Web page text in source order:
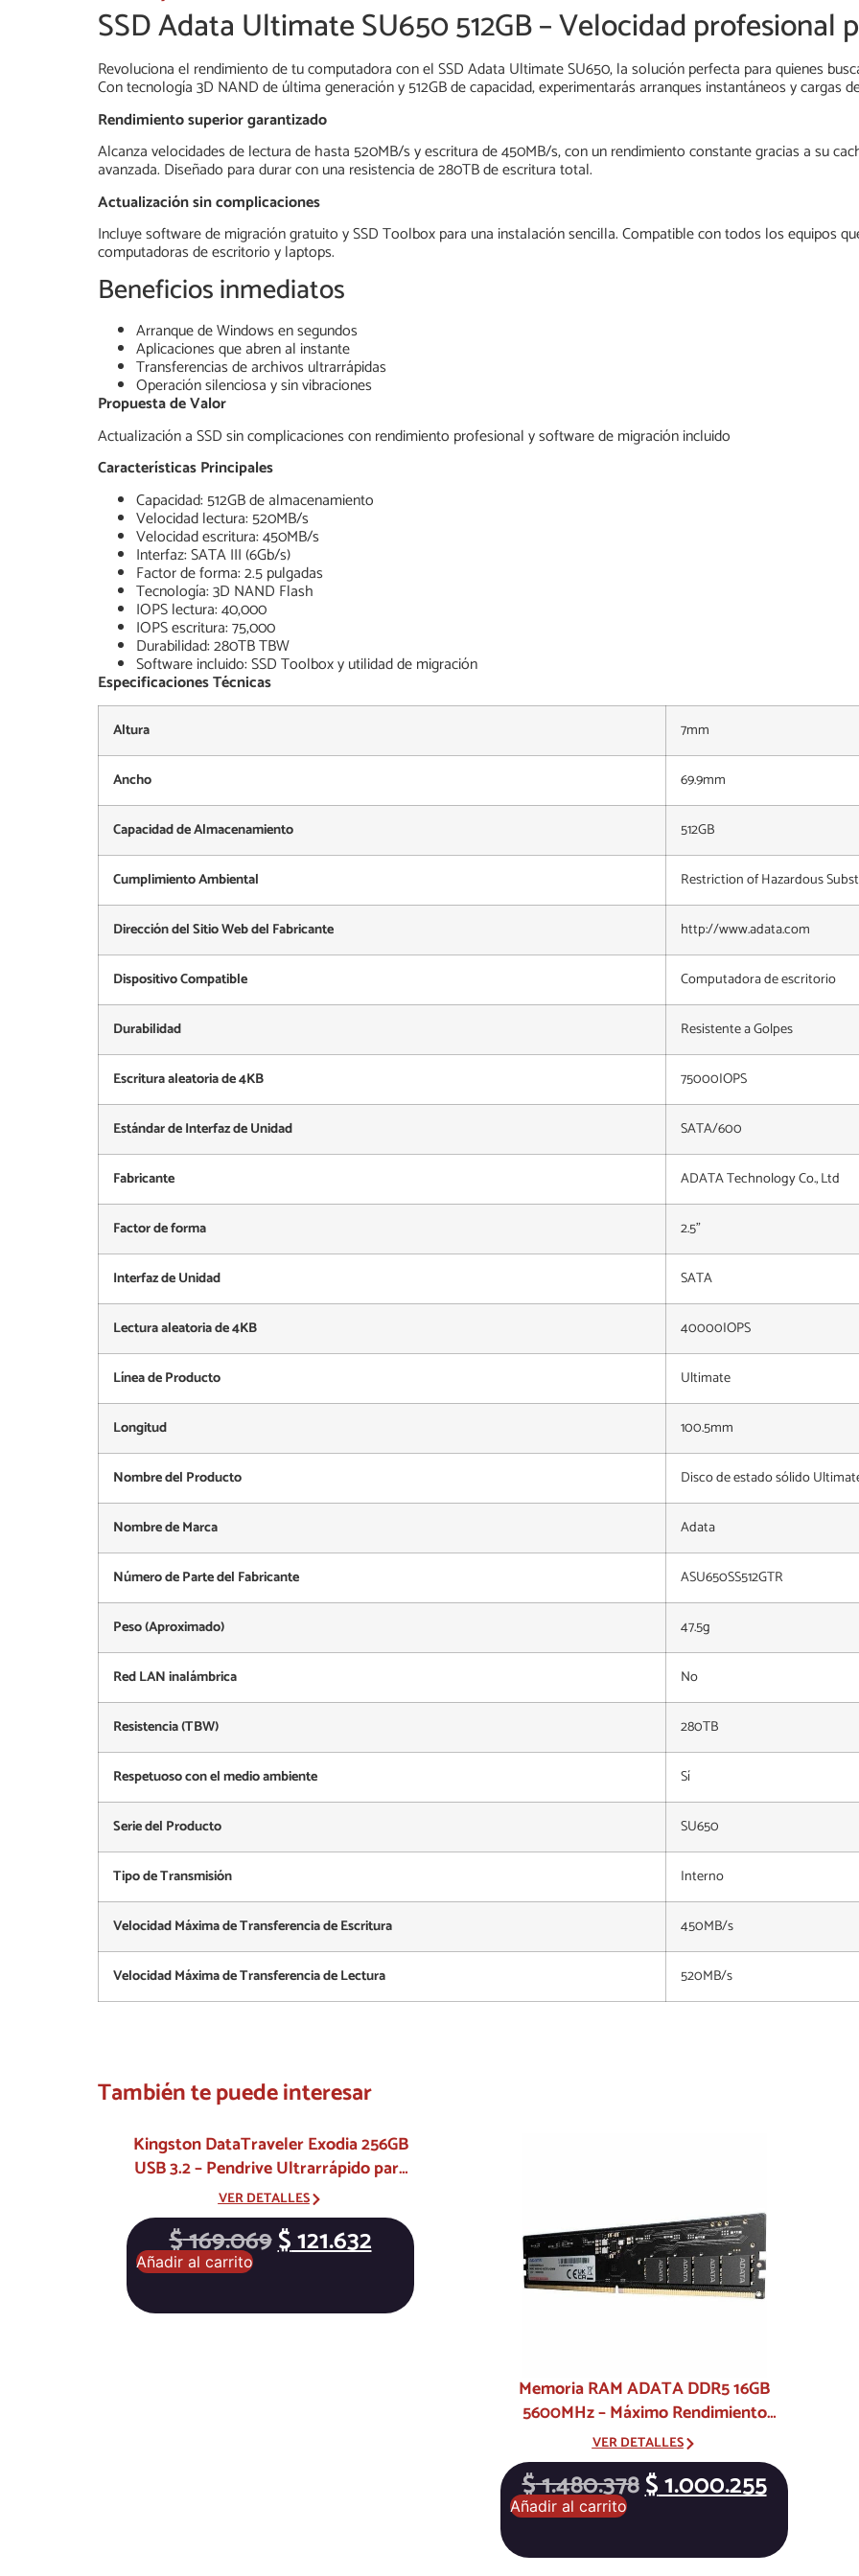
SSD Adata Ultimate SU650 512GB – Velocidad profesional
Revoluciona el rendimiento de tu computadora con el SSD Adata Ultimate SU650, la solución perfecta para quienes
Con tecnología 3D NAND de última generación y 512GB de capacidad, experimentarás arranques instantáneos y cargas
Rendimiento superior garantizado
Alcanza velocidades de lectura de hasta 520MB/s y escritura de 450MB/s, con un rendimiento constante gracias a su
avanzada. Diseñado para durar con una resistencia de 280TB de escritura total.
Actualización sin complicaciones
Incluye software de migración gratuito y SSD Toolbox para una instalación sencilla. Compatible con todos los equipos
computadoras de escritorio y laptops.
Beneficios inmediatos
Arranque de Windows en segundos
Aplicaciones que abren al instante
Transferencias de archivos ultrarrápidas
Operación silenciosa y sin vibraciones
Propuesta de Valor
Actualización a SSD sin complicaciones con rendimiento profesional y software de migración incluido
Características Principales
Capacidad: 512GB de almacenamiento
Velocidad lectura: 520MB/s
Velocidad escritura: 450MB/s
Interfaz: SATA III (6Gb/s)
Factor de forma: 2.5 pulgadas
Tecnología: 3D NAND Flash
IOPS lectura: 40,000
IOPS escritura: 75,000
Durabilidad: 280TB TBW
Software incluido: SSD Toolbox y utilidad de migración
Especificaciones Técnicas
Altura 7mm
Ancho 69.9mm
Capacidad de Almacenamiento 512GB
Cumplimiento Ambiental Restriction of Hazardous
Dirección del Sitio Web del Fabricante http://www.adata.com
Dispositivo Compatible Computadora de escritorio
Durabilidad Resistente a Golpes
Escritura aleatoria de 4KB 75000IOPS
Estándar de Interfaz de Unidad SATA/600
Fabricante ADATA Technology Co., Ltd
Factor de forma 2.5"
Interfaz de Unidad SATA
Lectura aleatoria de 4KB 40000IOPS
Línea de Producto Ultimate
Longitud 100.5mm
Nombre del Producto Disco de estado sólido
Nombre de Marca Adata
Número de Parte del Fabricante ASU650SS512GTR
Peso (Aproximado) 47.5g
Red LAN inalámbrica No
Resistencia (TBW) 280TB
Respetuoso con el medio ambiente Sí
Serie del Producto SU650
Tipo de Transmisión Interno
Velocidad Máxima de Transferencia de Escritura 450MB/s
Velocidad Máxima de Transferencia de Lectura 520MB/s
También te puede interesar
Kingston DataTraveler Exodia 256GB
USB 3.2 – Pendrive Ultrarrápido para
Trabajo y Estudio
VER DETALLES
$169.069$121.632
Añadir al carrito
Memoria RAM ADATA DDR5 16GB
5600MHz – Máximo Rendimiento
Gaming y Productividad
VER DETALLES
$1.480.378$1.000.255
Añadir al carrito